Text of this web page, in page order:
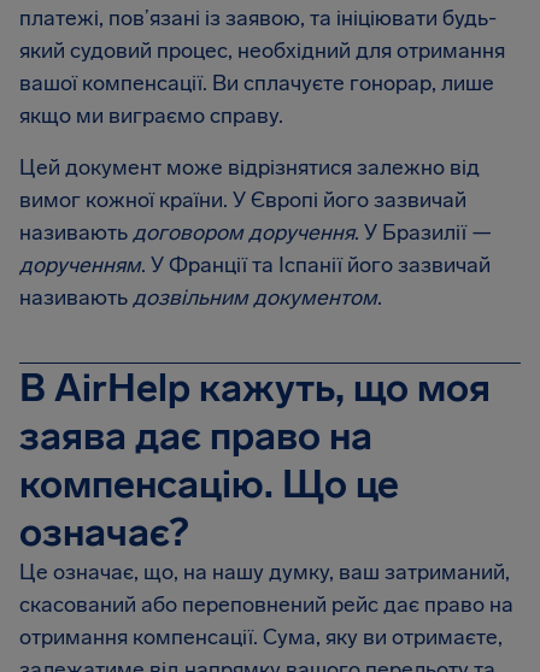
платежі, пов’язані із заявою, та ініціювати будь-
який судовий процес, необхідний для отримання
вашої компенсації. Ви сплачуєте гонорар, лише
якщо ми виграємо справу.
Цей документ може відрізнятися залежно від
вимог кожної країни. У Європі його зазвичай
називаютьдоговором доручення. У Бразилії —
дорученням. У Франції та Іспанії його зазвичай
називаютьдозвільним документом.
В AirHelp кажуть, що моя
заява дає право на
компенсацію. Що це
означає?
Це означає, що, на нашу думку, ваш затриманий,
скасований або переповнений рейс дає право на
отримання компенсації. Сума, яку ви отримаєте,